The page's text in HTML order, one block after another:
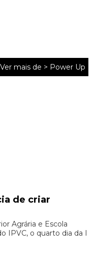
Ver mais de > Power Up
de criar
Agrária e Escola
IPVC, o quarto dia da I